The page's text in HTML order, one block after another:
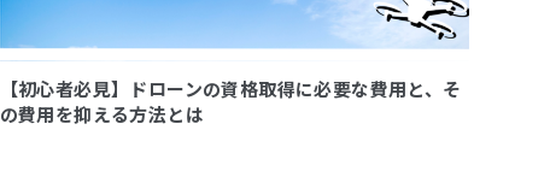
【初心者必見】ドローンの資格取得に必要な費用と、そ
の費用を抑える方法とは